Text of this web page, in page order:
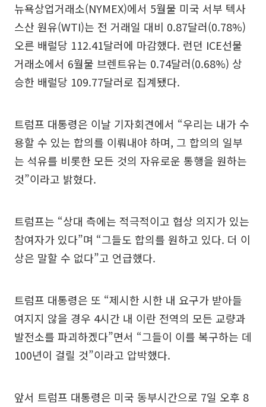
뉴욕상업거래소(NYMEX)에서 5월물 미국 서부 텍사
스산 원유(WTI)는 전 거래일 대비 0.87달러(0.78%)
오른 배럴당 112.41달러에 마감했다. 런던 ICE선물
거래소에서 6월물 브렌트유는 0.74달러(0.68%) 상
승한 배럴당 109.77달러로 집계됐다.
트럼프 대통령은 이날 기자회견에서 “우리는 내가 수
용할 수 있는 합의를 이뤄내야 하며, 그 합의의 일부
는 석유를 비롯한 모든 것의 자유로운 통행을 원하는
것”이라고 밝혔다.
트럼프는 “상대 측에는 적극적이고 협상 의지가 있는
참여자가 있다”며 “그들도 합의를 원하고 있다. 더 이
상은 말할 수 없다”고 언급했다.
트럼프 대통령은 또 “제시한 시한 내 요구가 받아들
여지지 않을 경우 4시간 내 이란 전역의 모든 교량과
발전소를 파괴하겠다”면서 “그들이 이를 복구하는 데
100년이 걸릴 것”이라고 압박했다.
앞서 트럼프 대통령은 미국 동부시간으로 7일 오후 8